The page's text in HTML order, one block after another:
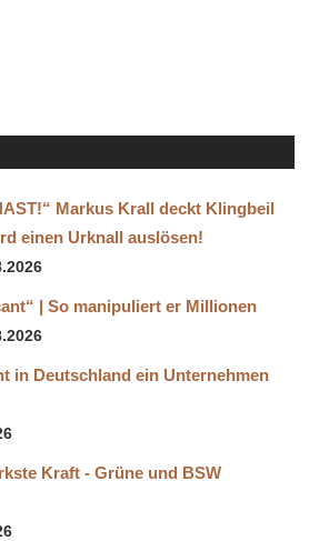
Markus Krall deckt Klingbeil
einen Urknall auslösen!
| So manipuliert er Millionen
in Deutschland ein Unternehmen
Kraft - Grüne und BSW